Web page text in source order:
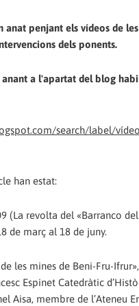
anat penjant els vídeos de
dels ponents.
anant a l'apartat del blog
search/label/vídeo
han estat:
(La revolta del «Barranco
de març al 18 de juny.
les mines de Beni-Fru-
Espinet Catedràtic
Aisa, membre de l’Ateneu